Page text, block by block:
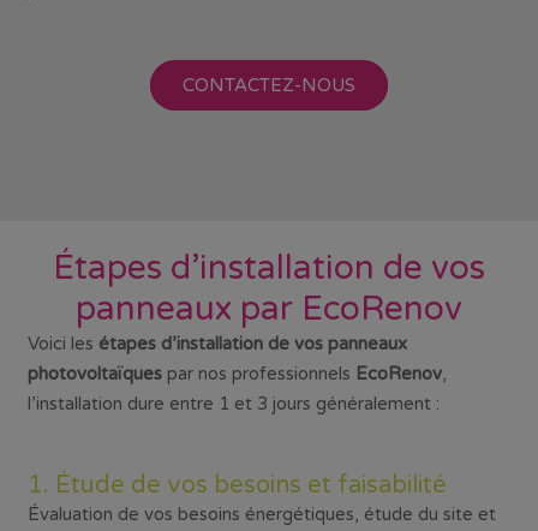
CONTACTEZ-NOUS
Étapes d’installation de vos
panneaux par EcoRenov
Voici les étapes d’installation de vos panneaux
photovoltaïquespar nos professionnels EcoRenov,
l’installation dure entre 1 et 3 jours généralement :
1. Étude de vos besoins et faisabilité
Évaluation de vos besoins énergétiques, étude du site et